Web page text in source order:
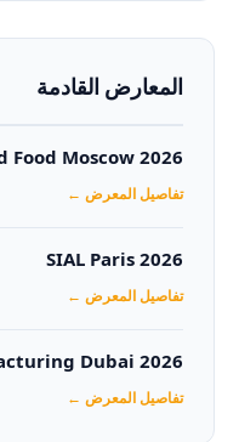
المعارض القادمة
Food Moscow 2026
تفاصيل المعرض ←
SIAL Paris 2026
تفاصيل المعرض ←
Dubai 2026‏
تفاصيل المعرض ←